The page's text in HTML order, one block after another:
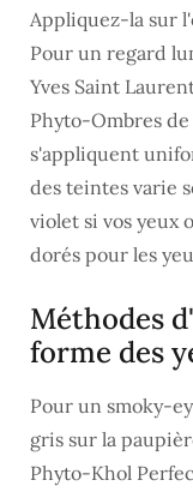
Appliquez-la sur
Pour un regard
Yves Saint
Phyto-Ombres de
s'appliquent
des teintes varie
violet si vos yeux
dorés pour les
Méthodes
forme des
Pour un smoky-
gris sur la
Phyto-Khol